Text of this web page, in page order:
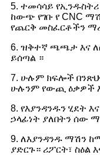
5. ተመሳሳይ
ከውጭ የገቡ የ CNC
የጨርቅ መስፈርቶችን
6. ዝቅተኛ ጫጫታ እና
ይሰጣል ።
7. ሁሉም ክፍሎች
ሁሉንም የውጪ ዕቃዎች
8. የእያንዳንዱን ሂደት
ኃላፊነት ያለበትን ሰው
9. ለእያንዳንዱ ማሽን
ያድርጉ። ሪፖርት፣ ስዕል